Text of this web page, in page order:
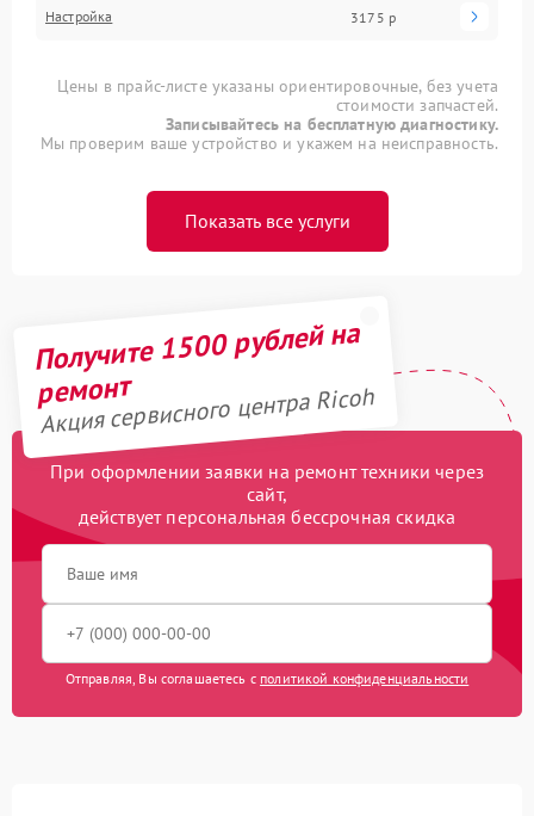
Настройка 3175 р
Цены в прайс-листе указаны ориентировочные, без учета
стоимости запчастей.
Записывайтесь на бесплатную диагностику.
Мы проверим ваше устройство и укажем на неисправность.
Показать все услуги
Получите 1500 рублей на
ремонт
Акция сервисного центра Ricoh
При оформлении заявки на ремонт техники через
сайт,
действует персональная бессрочная скидка
Отправляя, Вы соглашаетесь с политикой конфиденциальности